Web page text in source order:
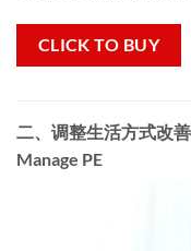
CLICK TO BUY
二、调整生活方式改
Manage PE